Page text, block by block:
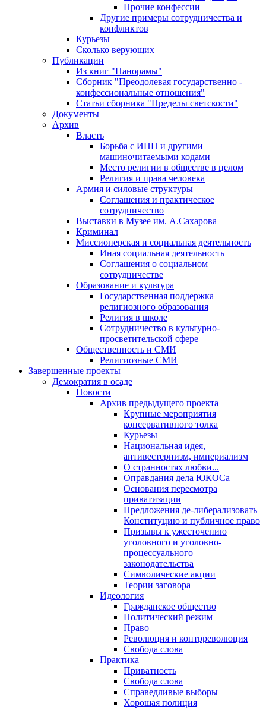
Прочие конфессии
Другие примеры сотрудничества и
конфликтов
Курьезы
Сколько верующих
Публикации
Из книг "Панорамы"
Сборник "Преодолевая государственно -
конфессиональные отношения"
Статьи сборника "Пределы светскости"
Документы
Архив
Власть
Борьба с ИНН и другими
машиночитаемыми кодами
Место религии в обществе в целом
Религия и права человека
Армия и силовые структуры
Соглашения и практическое
сотрудничество
Выставки в Музее им. А.Сахарова
Криминал
Миссионерская и социальная деятельность
Иная социальная деятельность
Соглашения о социальном
сотрудничестве
Образование и культура
Государственная поддержка
религиозного образования
Религия в школе
Сотрудничество в культурно-
просветительской сфере
Общественность и СМИ
Религиозные СМИ
Завершенные проекты
Демократия в осаде
Новости
Архив предыдущего проекта
Крупные мероприятия
консервативного толка
Курьезы
Национальная идея,
антивестернизм, империализм
О странностях любви...
Оправдания дела ЮКОСа
Основания пересмотра
приватизации
Предложения де-либерализовать
Конституцию и публичное право
Призывы к ужесточению
уголовного и уголовно-
процессуального
законодательства
Символические акции
Теории заговора
Идеология
Гражданское общество
Политический режим
Право
Революция и контрреволюция
Свобода слова
Практика
Приватность
Свобода слова
Справедливые выборы
Хорошая полиция